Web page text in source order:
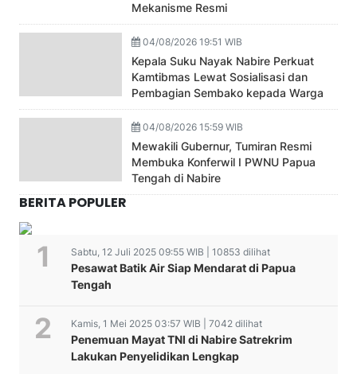
Mekanisme Resmi
04/08/2026 19:51 WIB
Kepala Suku Nayak Nabire Perkuat
Kamtibmas Lewat Sosialisasi dan
Pembagian Sembako kepada Warga
04/08/2026 15:59 WIB
Mewakili Gubernur, Tumiran Resmi
Membuka Konferwil I PWNU Papua
Tengah di Nabire
BERITA POPULER
Sabtu, 12 Juli 2025 09:55 WIB | 10853 dilihat
Pesawat Batik Air Siap Mendarat di Papua
Tengah
Kamis, 1 Mei 2025 03:57 WIB | 7042 dilihat
Penemuan Mayat TNI di Nabire Satrekrim
Lakukan Penyelidikan Lengkap